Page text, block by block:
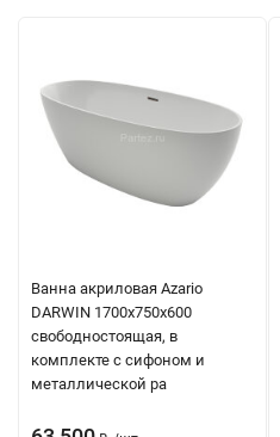
Ванна акриловая Azario
DARWIN 1700х750х600
свободностоящая, в
комплекте с сифоном и
металлической ра